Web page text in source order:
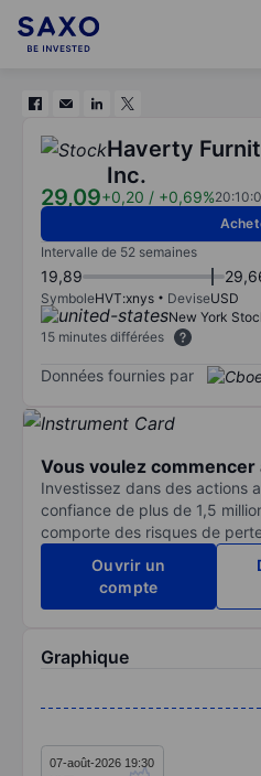
Haverty
Inc.
29,09+0,20 / +0,69%
Intervalle de 52 semaines
19,89
SymboleHVT:xnys DeviseUSD
New York
15 minutes différées
Données fournies par
Vous voulez commencer
Investissez dans des actions
confiance de plus de 1,5
comporte des risques de
Ouvrir un
compte
Graphique
The chart has 1 X axis
07-août-2026 19:30